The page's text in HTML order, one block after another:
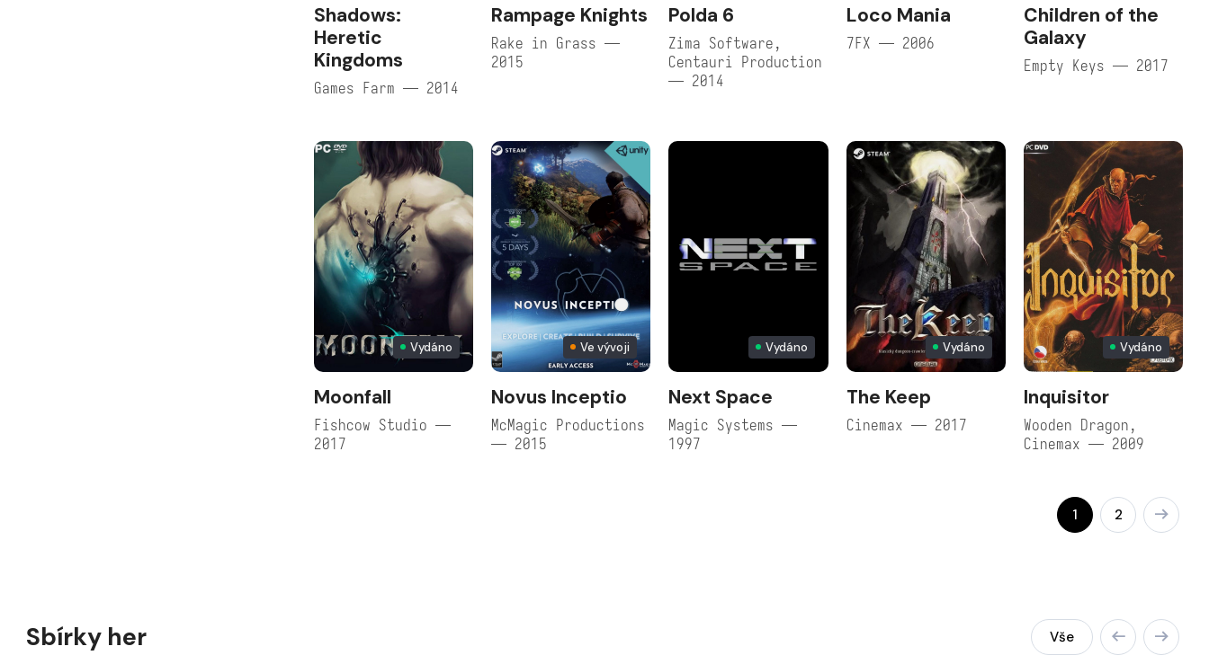
Shadows:
Heretic
Kingdoms
Games Farm — 2014
Rampage Knights
Rake in Grass —
2015
Polda 6
Zima Software,
Centauri Production
— 2014
Loco Mania
7FX — 2006
Children of the
Galaxy
Empty Keys — 2017
Vydáno
Moonfall
Fishcow Studio —
2017
Ve vývoji
Novus Inceptio
McMagic Productions
— 2015
Vydáno
Next Space
Magic Systems —
1997
Vydáno
The Keep
Cinemax — 2017
Vydáno
Inquisitor
Wooden Dragon,
Cinemax — 2009
1 2
Sbírky her Vše